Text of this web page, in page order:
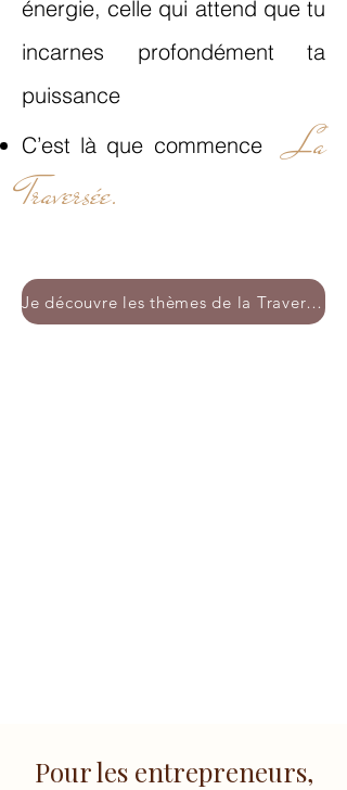
énergie, celle qui attend que tu
incarnes profondément ta
puissance
C’est là que commenceLa
Traversée.
Je découvre les thèmes de la Traversée
Pour les entrepreneurs,